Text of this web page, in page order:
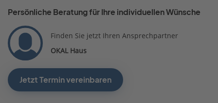
Persönliche Beratung für Ihre individuellen Wünsche
Finden Sie jetzt Ihren Ansprechpartner
OKAL Haus
Jetzt Termin vereinbaren